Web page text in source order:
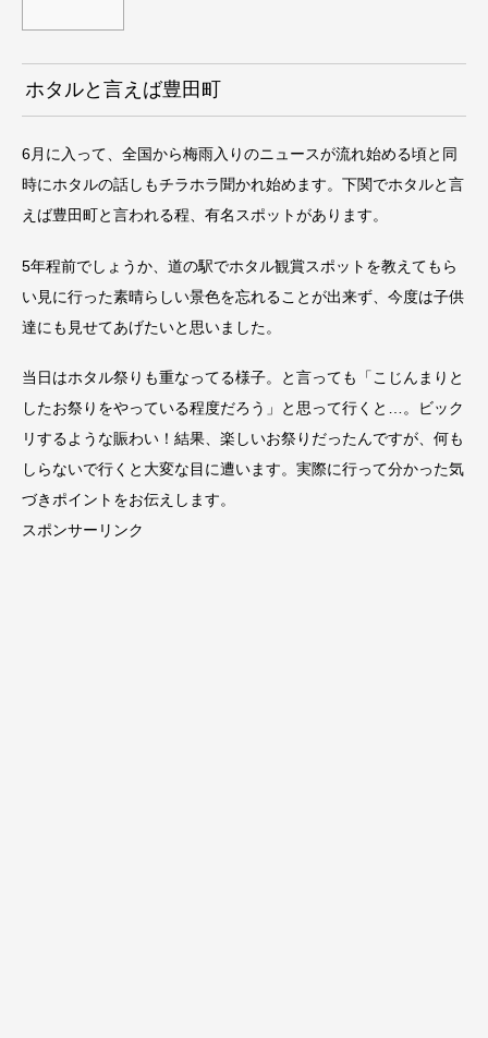
ホタルと言えば豊田町
6月に入って、全国から梅雨入りのニュースが流れ始める頃と同
時にホタルの話しもチラホラ聞かれ始めます。下関でホタルと言
えば豊田町と言われる程、有名スポットがあります。
5年程前でしょうか、道の駅でホタル観賞スポットを教えてもら
い見に行った素晴らしい景色を忘れることが出来ず、今度は子供
達にも見せてあげたいと思いました。
当日はホタル祭りも重なってる様子。と言っても「こじんまりと
したお祭りをやっている程度だろう」と思って行くと…。ビック
リするような賑わい！結果、楽しいお祭りだったんですが、何も
しらないで行くと大変な目に遭います。実際に行って分かった気
づきポイントをお伝えします。
スポンサーリンク